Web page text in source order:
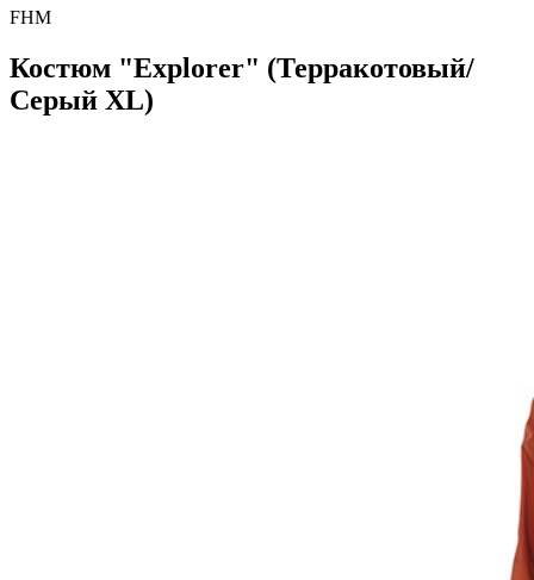
FHM
Костюм "Explorer" (Терракотовый/
Серый XL)